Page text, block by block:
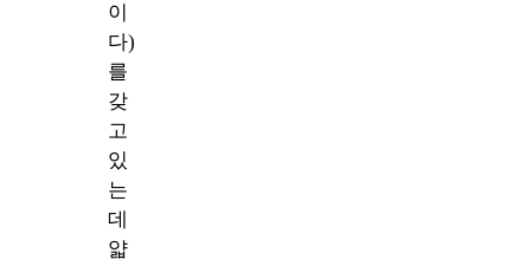
이
다)
를
갖
고
있
는
데
얇